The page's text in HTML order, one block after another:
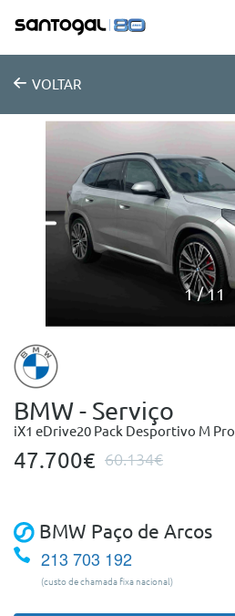
VOLTAR
1 11
BMW - Serviço
iX1 eDrive20 Pack Desportivo M Pro
47.700€ 60.134€
BMW Paço de Arcos
213 703 192
(custo de chamada fixa nacional)